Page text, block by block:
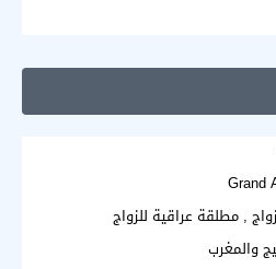
Grand